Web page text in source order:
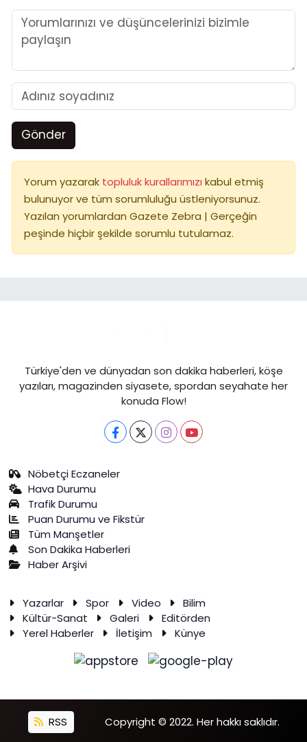
Gönder
Yorum yazarak topluluk kurallarımızı kabul etmiş
bulunuyor ve tüm sorumluluğu üstleniyorsunuz.
Yazılan yorumlardan Gazete Zebra | Gerçeğin
peşinde hiçbir şekilde sorumlu tutulamaz.
Türkiye'den ve dünyadan son dakika haberleri, köşe
yazıları, magazinden siyasete, spordan seyahate her
konuda Flow!
Nöbetçi Eczaneler
Hava Durumu
Trafik Durumu
Puan Durumu ve Fikstür
Tüm Manşetler
Son Dakika Haberleri
Haber Arşivi
Yazarlar Spor Video
Bilim
Kültür-Sanat
Galeri
Editörden
Yerel Haberler
İletişim Künye
RSS Copyright © 2022. Her hakkı saklıdır.